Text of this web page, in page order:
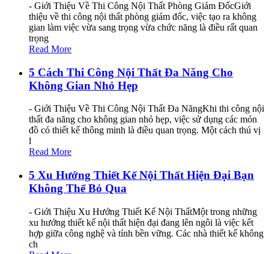
- Giới Thiệu Về Thi Công Nội Thất Phòng Giám ĐốcGiới
thiệu về thi công nội thất phòng giám đốc, việc tạo ra không
gian làm việc vừa sang trọng vừa chức năng là điều rất quan
trọng
Read More
5 Cách Thi Công Nội Thất Đa Năng Cho
Không Gian Nhỏ Hẹp
- Giới Thiệu Về Thi Công Nội Thất Đa NăngKhi thi công nội
thất đa năng cho không gian nhỏ hẹp, việc sử dụng các món
đồ có thiết kế thông minh là điều quan trọng. Một cách thú vị
l
Read More
5 Xu Hướng Thiết Kế Nội Thất Hiện Đại Bạn
Không Thể Bỏ Qua
- Giới Thiệu Xu Hướng Thiết Kế Nội ThấtMột trong những
xu hướng thiết kế nội thất hiện đại đang lên ngôi là việc kết
hợp giữa công nghệ và tính bền vững. Các nhà thiết kế không
ch